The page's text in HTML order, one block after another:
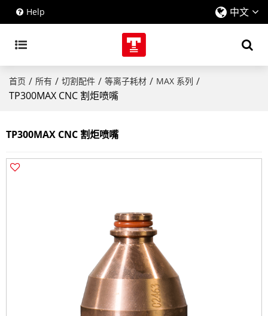
Help 中文
首页 / 所有 / 切割配件 / 等离子耗材 / MAX 系列 /
TP300MAX CNC 割炬喷嘴
TP300MAX CNC 割炬喷嘴